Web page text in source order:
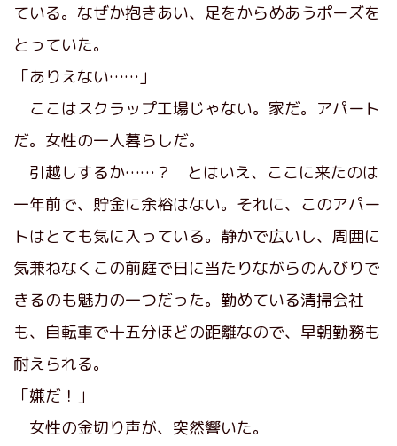
ている。なぜか抱きあい、足をからめあうポーズを
とっていた。
「ありえない……」
ここはスクラップ工場じゃない。家だ。アパート
だ。女性の一人暮らしだ。
引越しするか……？ とはいえ、ここに来たのは
一年前で、貯金に余裕はない。それに、このアパー
トはとても気に入っている。静かで広いし、周囲に
気兼ねなくこの前庭で日に当たりながらのんびりで
きるのも魅力の一つだった。勤めている清掃会社
も、自転車で十五分ほどの距離なので、早朝勤務も
耐えられる。
「嫌だ！」
女性の金切り声が、突然響いた。